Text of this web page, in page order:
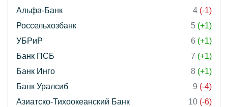
Альфа-Банк
4 (-1)
Россельхозбанк
5 (+1)
УБРиР
6 (+1)
Банк ПСБ
7 (+1)
Банк Инго
8 (+1)
Банк Уралсиб
9 (-4)
Азиатско-Тихоокеанский Банк
10 (-6)